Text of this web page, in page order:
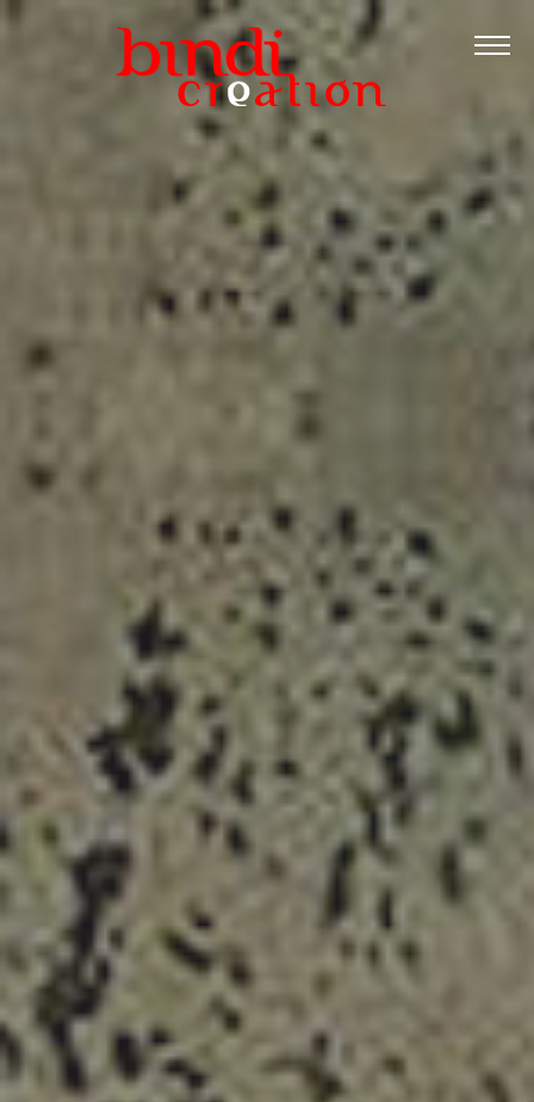
Accueil
Les formations
Catalogue PDF
Logiciels Libres
Infos pratiques